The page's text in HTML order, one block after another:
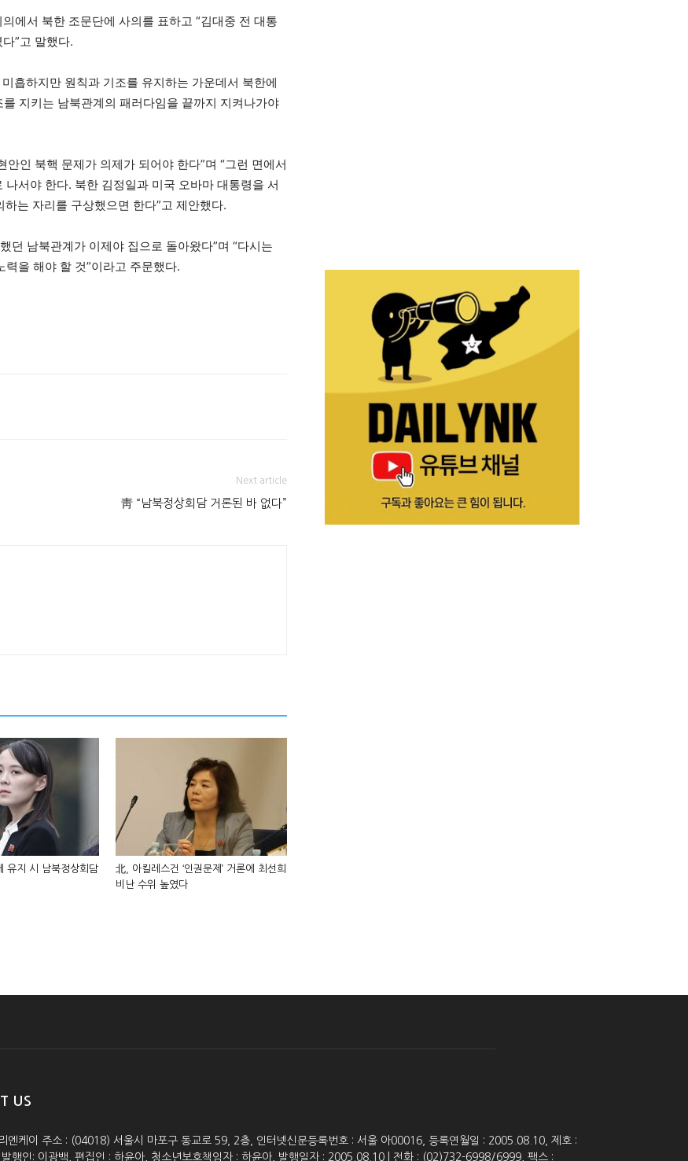
에서 북한 조문단에 사의를 표하고 “김대중 전 대통
”고 말했다.
흡하지만 원칙과 기조를 유지하는 가운데서 북한에
지키는 남북관계의 패러다임을 끝까지 지켜나가야
인 북핵 문제가 의제가 되어야 한다”며 “그런 면에서
서야 한다. 북한 김정일과 미국 오바마 대통령을 서
는 자리를 구상했으면 한다”고 제안했다.
던 남북관계가 이제야 집으로 돌아왔다”며 “다시는
을 해야 할 것”이라고 주문했다.
Next article
靑 “남북정상회담 거론된 바 없다”
유지 시 남북정상회담
北, 아킬레스건 ‘인권문제’ 거론에 최선희
비난 수위 높였다
US
엔케이 주소 : (04018) 서울시 마포구 동교로 59, 2층, 인터넷신문등록번호 : 서울 아00016, 등록연월일 : 2005.08.10, 제호 :
발행인: 이광백, 편집인 : 하윤아, 청소년보호책임자 : 하윤아, 발행일자 : 2005.08.10 | 전화 : (02)732-6998/6999, 팩스 :